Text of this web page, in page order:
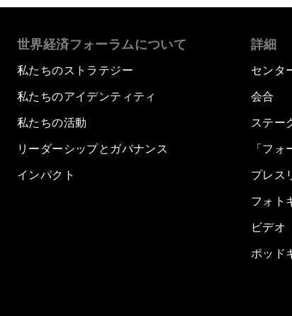
世界経済フォーラムについて
私たちのストラテジー
私たちのアイデンティティ
私たちの活動
リーダーシップとガバナンス
インパクト
詳細
センタ
会合
ステー
「フォ
プレス
フォト
ビデオ
ポッド